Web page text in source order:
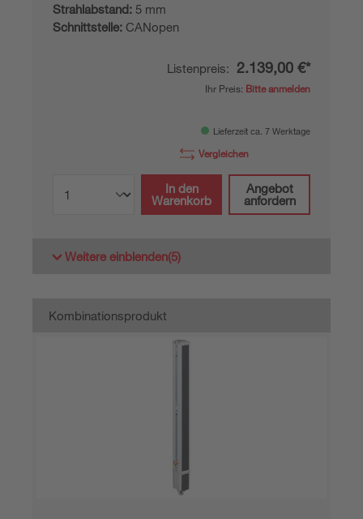
Strahlabstand: 5 mm
Schnittstelle: CANopen
Listenpreis: 2.139,00 €*
Ihr Preis: Bitte anmelden
Lieferzeit ca. 7 Werktage
Vergleichen
In den
Warenkorb
Angebot
anfordern
Weitere einblenden(5)
Kombinationsprodukt